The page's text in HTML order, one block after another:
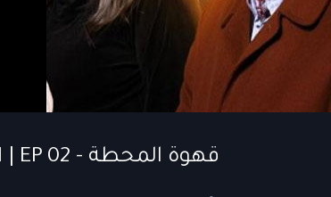
قهوة المحطة - S1 | EP 02 - قهوة المحطة | الحلقة 02